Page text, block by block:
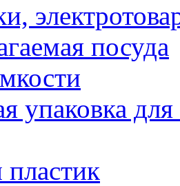
посуда
упаковка